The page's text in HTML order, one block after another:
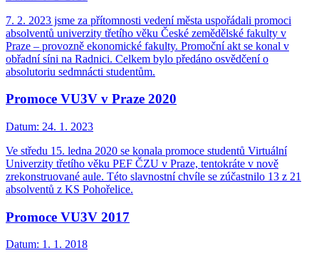
7. 2. 2023 jsme za přítomnosti vedení města uspořádali promoci
absolventů univerzity třetího věku České zemědělské fakulty v
Praze – provozně ekonomické fakulty. Promoční akt se konal v
obřadní síni na Radnici. Celkem bylo předáno osvědčení o
absolutoriu sedmnácti studentům.
Promoce VU3V v Praze 2020
Datum: 24. 1. 2023
Ve středu 15. ledna 2020 se konala promoce studentů Virtuální
Univerzity třetího věku PEF ČZU v Praze, tentokráte v nově
zrekonstruované aule. Této slavnostní chvíle se zúčastnilo 13 z 21
absolventů z KS Pohořelice.
Promoce VU3V 2017
Datum: 1. 1. 2018